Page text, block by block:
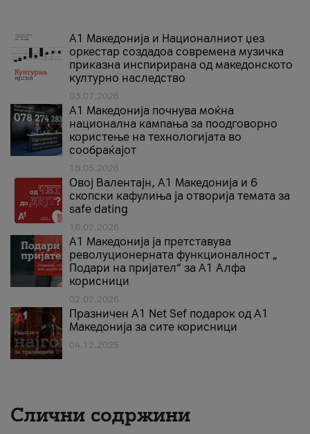
А1 Македонија и Националниот џез
оркестар создадоа современа музичка
приказна инспирирана од македонското
културно наследство
03.07.2026
A1 Македонија почнува моќна
национална кампања за поодговорно
користење на технологијата во
сообраќајот
18.05.2026
Овој Валентајн, A1 Македонија и 6
скопски кафулиња ја отворија темата за
safe dating
16.02.2026
А1 Македонија ја претставува
револуционерната функционалност „
Подари на пријател“ за А1 Алфа
корисници
02.02.2026
Празничен A1 Net Sеf подарок од А1
Македонија за сите корисници
04.12.2025
Слични содржини